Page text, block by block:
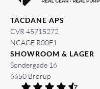
TACDANE APS
CVR 45715272
NCAGE R00E1
SHOWROOM & LAGER
Søndergade 16
6650 Brørup